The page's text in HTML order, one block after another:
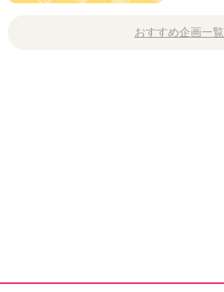
おすすめ企画一覧